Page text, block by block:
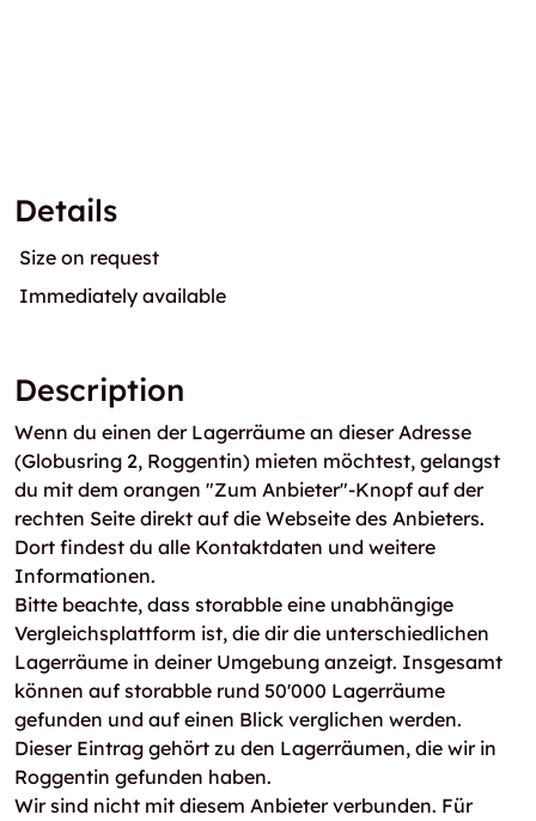
Details
Size on request
Immediately available
Description
Wenn du einen der Lagerräume an dieser Adresse
(Globusring 2, Roggentin) mieten möchtest, gelangst
du mit dem orangen "Zum Anbieter"-Knopf auf der
rechten Seite direkt auf die Webseite des Anbieters.
Dort findest du alle Kontaktdaten und weitere
Informationen.
Bitte beachte, dass storabble eine unabhängige
Vergleichsplattform ist, die dir die unterschiedlichen
Lagerräume in deiner Umgebung anzeigt. Insgesamt
können auf storabble rund 50'000 Lagerräume
gefunden und auf einen Blick verglichen werden.
Dieser Eintrag gehört zu den Lagerräumen, die wir in
Roggentin gefunden haben.
Wir sind nicht mit diesem Anbieter verbunden. Für